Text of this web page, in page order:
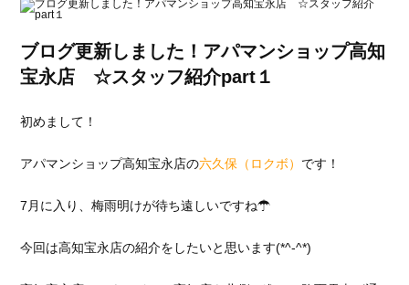
ブログ更新しました！アパマンショップ高知
宝永店 ☆スタッフ紹介part１
初めまして！
アパマンショップ高知宝永店の六久保（ロクボ） です！
7月に入り、梅雨明けが待ち遠しいですね☂
今回は高知宝永店の紹介をしたいと思います(*^-^*)